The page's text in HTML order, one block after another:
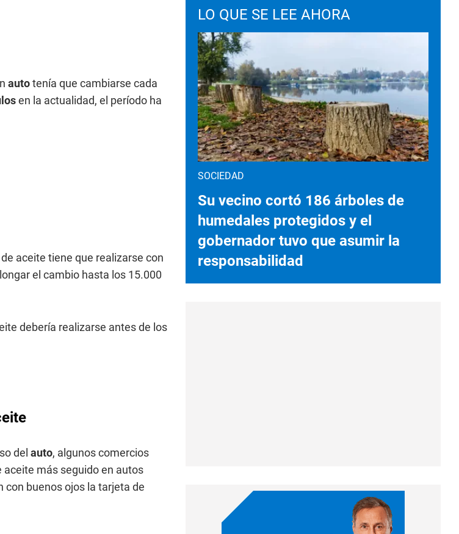
autotenía que cambiarse cada
en la actualidad, el período ha
aceite tiene que realizarse con
el cambio hasta los 15.000
debería realizarse antes de los
del auto, algunos comercios
más seguido en autos
con buenos ojos la tarjeta de
LO QUE SE LEE AHORA
SOCIEDAD
Su vecino cortó 186 árboles de
humedales protegidos y el
gobernador tuvo que asumir la
responsabilidad